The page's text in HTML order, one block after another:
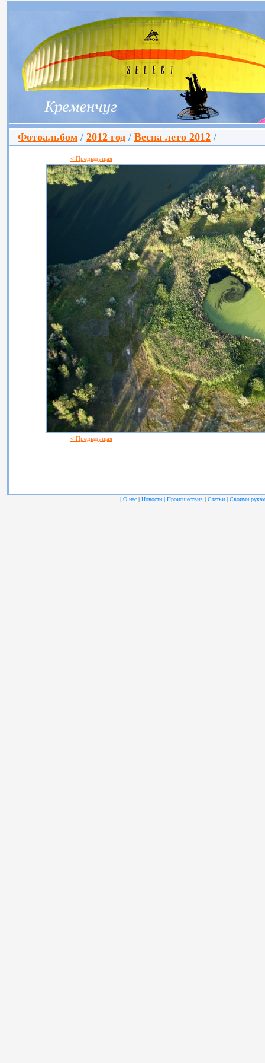
Фотоальбом / 2012 год / Весна лето 2012 /
< Предыдущая
< Предыдущая
| О нас | Новости | Происшествия | Статьи | Своими